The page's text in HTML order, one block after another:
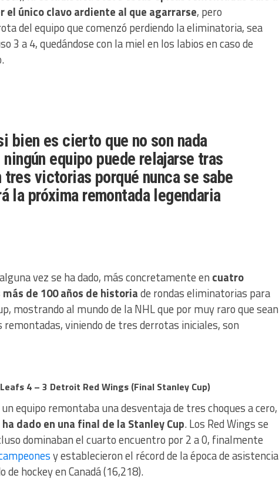
el único clavo ardiente al que agarrarse, pero
del equipo que comenzó perdiendo la eliminatoria, sea
3 a 4, quedándose con la miel en los labios en caso de
bien es cierto que no son nada
equipo puede relajarse tras
tres victorias porqué nunca se sabe
la próxima remontada legendaria
vez se ha dado, más concretamente en cuatro
de 100 años de historiade rondas eliminatorias para
mostrando al mundo de la NHL que por muy raro que sean
viniendo de tres derrotas iniciales, son
4 – 3 Detroit Red Wings (Final Stanley Cup)
equipo remontaba una desventaja de tres choques a cero,
dado en una final de la Stanley Cup. Los Red Wings se
dominaban el cuarto encuentro por 2 a 0, finalmente
y establecieron el récord de la época de asistencia
hockey en Canadá (16,218).